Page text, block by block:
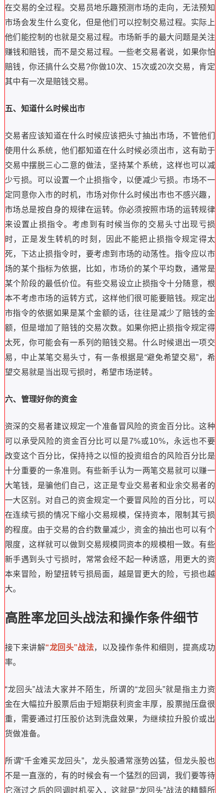
在交易的全过程。交易员地乐趣预测市场的走向，无法预知
市场会发生什么变化，但是他们可以控制交易过程。实际上
他们能控制的也就是交易过程。市场新手的最大问题是关注
赚钱和赔钱，而不是交易过程。一些老交易者说，如果你怕
赔钱，你还搞什么交易?你做10次、15次或20次交易，肯定
其中有一次是赔钱交易。
五、知道什么时候出市
交易者应该知道在什么时候应该把头寸抽出市场，不管他们
使用什么系统，他们都知道在什么时候必须出市，这有助于
交易中摆脱三心二意的做法，坚持某个系统，这样也可以减
少亏损。可以设置一个止损指令，以便减少亏损。市场不一
定同意你入市的时机，市场对你什么时候出市也不感兴趣，
市场总是按自身的规律在运转。你必须按照市场的运转规律
来设置止损指令。考虑到有时候当你的交易头寸出现亏损
时，正是发生转机的时刻，因此不能把止损指令规定得太
死，下达止损指令时，要考虑到市场的动荡性。指令应以市
场的某个指标为依据，比如，市场价的某个平均数，通常是
某个阶段的最低价位。有些交易设立止损指令十分随意，根
本不考虑市场的运转方式，这样他们很可能要赔钱。规定出
市指令的依据如果是某个金额的话，往往是减少了赔钱的金
额，但是增加了赔钱的交易次数。如果你把止损指令规定得
太死，你可能会有一系列的赔钱交易。什么时候退出一项交
易，中止某笔交易头寸，有一条根据是“避免希望交易”，希
望交易就是当出现亏损时，希望市场逆转。
六、管理好你的资金
资深的交易者建议规定一个准备冒风险的资金百分比。这种
可以承受风险的资金百分比可以是7%或10%，永远也不要
改变这个百分比，保持持之以恒的投资组合的风险百分比是
十分重要的一条准则。有些新手认为一两笔交易就可以赚一
大笔钱，是骗他们自己，这正是专业交易者和业余交易者的
一大区别。对自己的资金规定一个要冒风险的百分比，可以
在连续亏损的情况下缩小交易规模，保持资本，限制其亏损
的程度。由于交易的合约数量减少，资金的抽出也可以有个
限度，这样就可以做到交易规模同资本的规模相一致。有些
新手遇到头寸亏损时，常常会经不起一种诱惑，用更大的资
本来冒险，盼望扭转亏损局面，越是冒更大的险，亏损也越
大。
高胜率龙回头战法和操作条件细节
接下来讲解“龙回头”战法， 以及操作条件和细则，提高成功
率。
“龙回头”战法大家并不陌生，所谓的“龙回头”就是指主力资
金在大幅拉升股票后由于短期获利资金丰厚，股票抛压盘很
重，需要通过打压股价达到洗盘效果，为继续拉升股价或出
货做准备。
所谓“千金难买龙回头”，龙头股通常涨势凶猛，但龙头股也
不是一直涨的，有的时候会有一个猛烈的回调，我们要等待
它涨过之后的回调时机买入，这就是“龙回头”战法的精髓所